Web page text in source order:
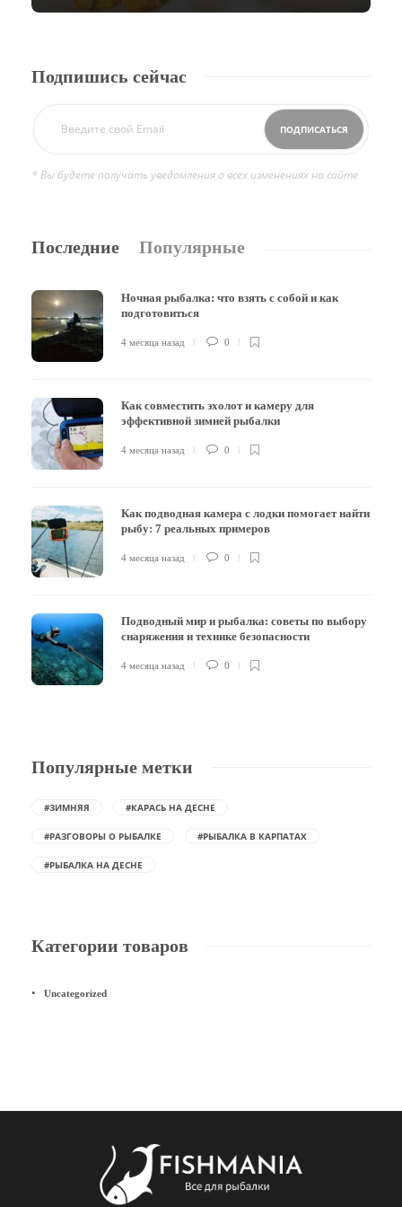
Подпишись сейчас
* Вы будете получать уведомления о всех изменениях на сайте
Последние Популярные
Ночная рыбалка: что взять с собой и как
подготовиться
4 месяца назад 0
Как совместить эхолот и камеру для
эффективной зимней рыбалки
4 месяца назад 0
Как подводная камера с лодки помогает найти
рыбу: 7 реальных примеров
4 месяца назад 0
Подводный мир и рыбалка: советы по выбору
снаряжения и технике безопасности
4 месяца назад 0
Популярные метки
#ЗИМНЯЯ #КАРАСЬ НА ДЕСНЕ
#РАЗГОВОРЫ О РЫБАЛКЕ #РЫБАЛКА В КАРПАТАХ
#РЫБАЛКА НА ДЕСНЕ
Категории товаров
Uncategorized